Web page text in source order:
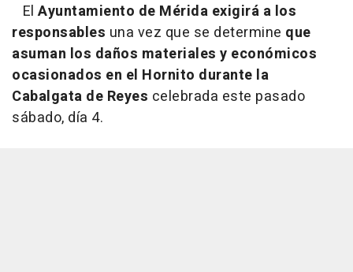
El Ayuntamiento de Mérida exigirá a los
responsables una vez que se determine que
asuman los daños materiales y económicos
ocasionados en el Hornito durante la
Cabalgata de Reyes celebrada este pasado
sábado, día 4.